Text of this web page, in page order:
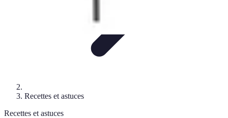
Recettes et astuces
Recettes et astuces